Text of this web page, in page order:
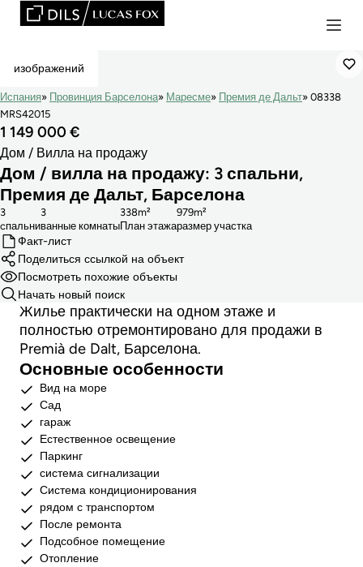
Сниженная Цена
изображений
Испания Провинция Барселона Маресме Премия де Дальт
08338
MRS42015
1 149 000 €
Дом / Вилла на продажу
Дом / вилла на продажу: 3 спальни,
Премия де Дальт, Барселона
cпальни
3
ванные комнаты
3
План этажа
338m²
размер участка
979m²
Факт-лист
Поделиться ссылкой на объект
Посмотреть похожие объекты
Начать новый поиск
Жилье практически на одном этаже и
полностью отремонтировано для продажи в
Premià de Dalt, Барселона.
Основные особенности
Вид на море
Сад
гараж
Естественное освещение
Паркинг
система сигнализации
Система кондиционирования
рядом с транспортом
После ремонта
Подсобное помещение
Отопление